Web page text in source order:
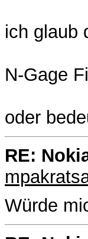
ich glaub
N-Gage
oder
RE:
Würde